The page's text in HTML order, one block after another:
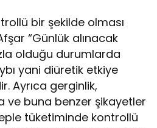
bir şekilde olması
“Günlük alınacak
olduğu durumlarda
yani diüretik etkiye
Ayrıca gerginlik,
ve buna benzer şikayetler
tüketiminde kontrollü